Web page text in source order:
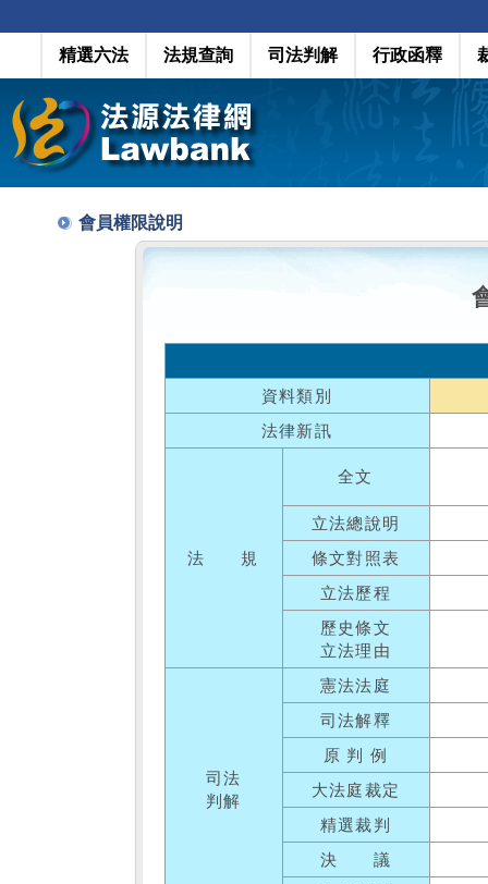
精選六法 法規查詢 司法判解 行政函釋
會員權限說明
資料類別
法律新訊
法 規
全文
立法總說明
條文對照表
立法歷程
歷史條文
立法理由
司法
判解
憲法法庭
司法解釋
原 判 例
大法庭裁定
精選裁判
決 議